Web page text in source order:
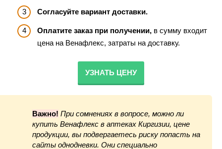
Согласуйте вариант доставки.
Оплатите заказ при получении, в сумму входит
цена на Венафлекс, затраты на доставку.
УЗНАТЬ ЦЕНУ
Важно! При сомнениях в вопросе, можно ли
купить Венафлекс в аптеках Киргизии, цене
продукции, вы подвергаетесь риску попасть на
сайты однодневки. Они специально